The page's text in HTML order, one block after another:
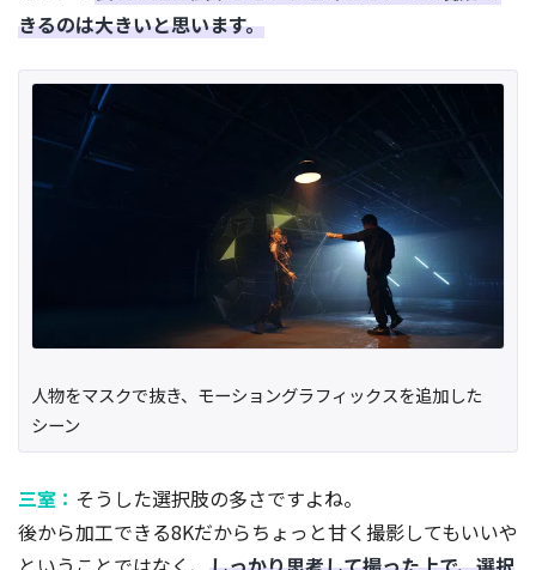
きるのは大きいと思います。
人物をマスクで抜き、モーショングラフィックスを追加した
シーン
三室： そうした選択肢の多さですよね。
後から加工できる8Kだからちょっと甘く撮影してもいいや